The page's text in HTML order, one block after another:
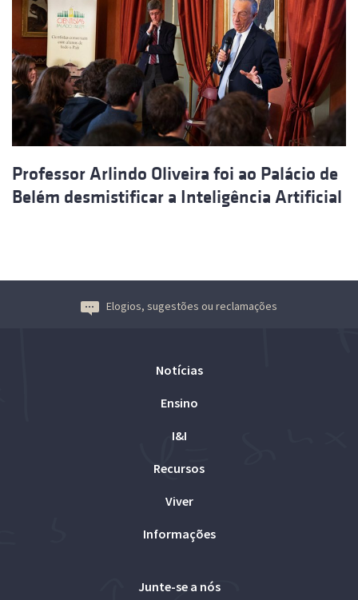
Professor Arlindo Oliveira foi ao Palácio de
Belém desmistificar a Inteligência Artificial
Elogios, sugestões ou reclamações
Notícias
Ensino
I&I
Recursos
Viver
Informações
Junte-se a nós